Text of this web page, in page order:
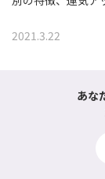
2021.3.22
あな